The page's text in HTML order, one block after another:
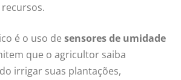
é o uso de sensores de umidade
que o agricultor saiba
irrigar suas plantações,